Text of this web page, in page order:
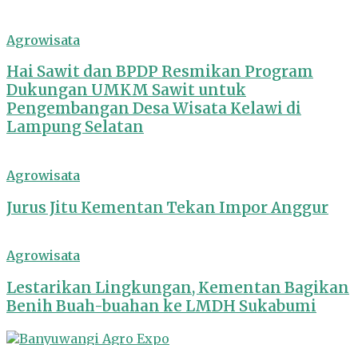
Agrowisata
Hai Sawit dan BPDP Resmikan Program
Dukungan UMKM Sawit untuk
Pengembangan Desa Wisata Kelawi di
Lampung Selatan
Agrowisata
Jurus Jitu Kementan Tekan Impor Anggur
Agrowisata
Lestarikan Lingkungan, Kementan Bagikan
Benih Buah-buahan ke LMDH Sukabumi